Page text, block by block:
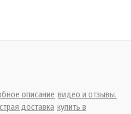
описание видео и отзывы.
доставка купить в